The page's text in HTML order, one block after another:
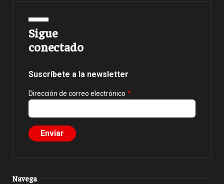
Sigue
conectado
Suscríbete a la newsletter
Dirección de correo electrónico
Navega